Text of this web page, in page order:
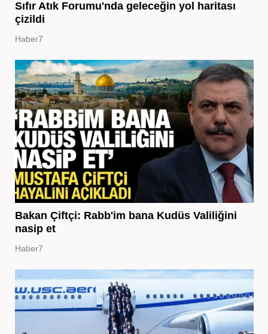
Sıfır Atık Forumu'nda geleceğin yol haritası
çizildi
Haber7
Bakan Çiftçi: Rabb'im bana Kudüs Valiliğini
nasip et
Haber7